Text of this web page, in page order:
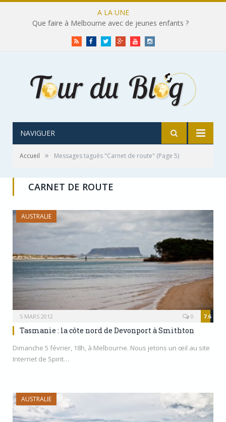
A LA UNE
Que faire à Melbourne avec de jeunes enfants ?
RSS FacebookTwitterGoogle+YoutubeInstagram
NAVIGUER
Accueil » Messages tagués "Carnet de route" (Page 5)
CARNET DE ROUTE
AUSTRALIE
5 MARS 2012 7.6
0
Tasmanie : la côte nord de Devonport à Smithton
Dimanche 5 février, 18h, à Melbourne. Nous jetons un œil au site
Internet de Spirit…
AUSTRALIE